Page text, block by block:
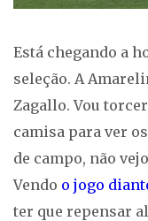
Está chegando a
seleção. A
Zagallo. Vou
camisa para ver
de campo, não
Vendo o jogo
ter que repensar